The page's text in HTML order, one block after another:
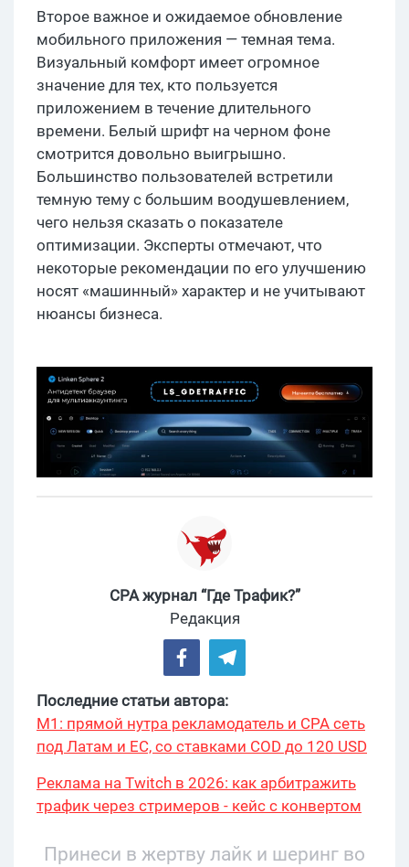
Второе важное и ожидаемое обновление
мобильного приложения — темная тема.
Визуальный комфорт имеет огромное
значение для тех, кто пользуется
приложением в течение длительного
времени. Белый шрифт на черном фоне
смотрится довольно выигрышно.
Большинство пользователей встретили
темную тему с большим воодушевлением,
чего нельзя сказать о показателе
оптимизации. Эксперты отмечают, что
некоторые рекомендации по его улучшению
носят «машинный» характер и не учитывают
нюансы бизнеса.
CPA журнал “Где Трафик?”
Редакция
Последние статьи автора:
М1: прямой нутра рекламодатель и CPA сеть
под Латам и ЕС, со ставками COD до 120 USD
Реклама на Twitch в 2026: как арбитражить
трафик через стримеров - кейс с конвертом
Принеси в жертву лайк и шеринг во